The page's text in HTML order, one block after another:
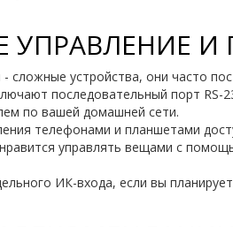
УПРАВЛЕНИЕ
- сложные устройства, они часто
последовательный порт
по вашей домашней сети.
телефонами и планшетами
управлять вещами с
ИК-входа, если вы